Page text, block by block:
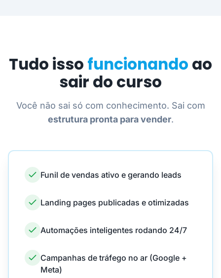
Tudo isso funcionando ao
sair do curso
Você não sai só com conhecimento. Sai com
estrutura pronta para vender.
Funil de vendas ativo e gerando leads
Landing pages publicadas e otimizadas
Automações inteligentes rodando 24/7
Campanhas de tráfego no ar (Google +
Meta)